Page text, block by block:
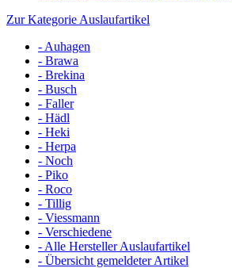
Zur Kategorie Auslaufartikel
- Auhagen
- Brawa
- Brekina
- Busch
- Faller
- Hädl
- Heki
- Herpa
- Noch
- Piko
- Roco
- Tillig
- Viessmann
- Verschiedene
- Alle Hersteller Auslaufartikel
- Übersicht gemeldeter Artikel